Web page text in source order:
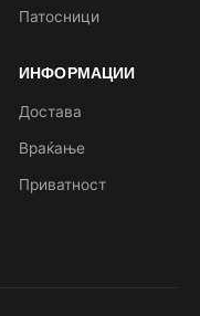
Патосници
ИНФОРМАЦИИ
Достава
Враќање
Приватност